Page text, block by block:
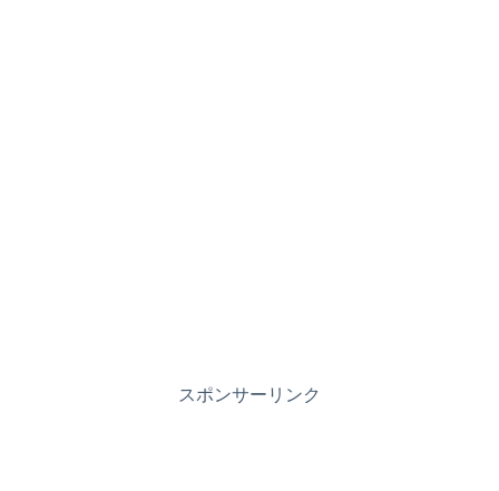
スポンサーリンク